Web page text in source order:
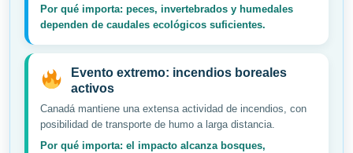
Por qué importa: peces, invertebrados y humedales
dependen de caudales ecológicos suficientes.
Evento extremo: incendios boreales
activos
Canadá mantiene una extensa actividad de incendios, con
posibilidad de transporte de humo a larga distancia.
Por qué importa: el impacto alcanza bosques,